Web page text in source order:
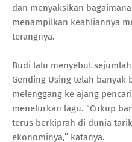
dan menyaksikan
menampilkan keahliannya
terangnya.
Budi lalu menyebut
Gending Using telah banyak
melenggang ke ajang
menelurkan lagu. “Cukup
terus berkiprah di dunia
ekonominya,” katanya.